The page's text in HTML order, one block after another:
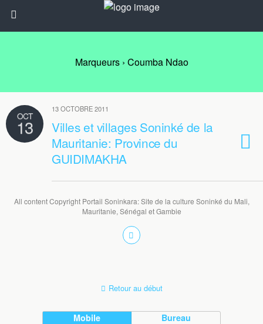
Marqueurs › Coumba Ndao
OCT
13
13 OCTOBRE 2011
Villes et villages Soninké de la
Mauritanie: Province du
GUIDIMAKHA
All content Copyright Portail Soninkara: Site de la culture Soninké du Mali,
Mauritanie, Sénégal et Gambie
Retour au début
Mobile Bureau